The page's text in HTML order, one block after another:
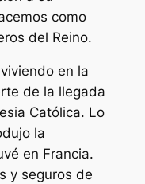
como
del Reino.
en la
de la llegada
Católica. Lo
la
en Francia.
y seguros de